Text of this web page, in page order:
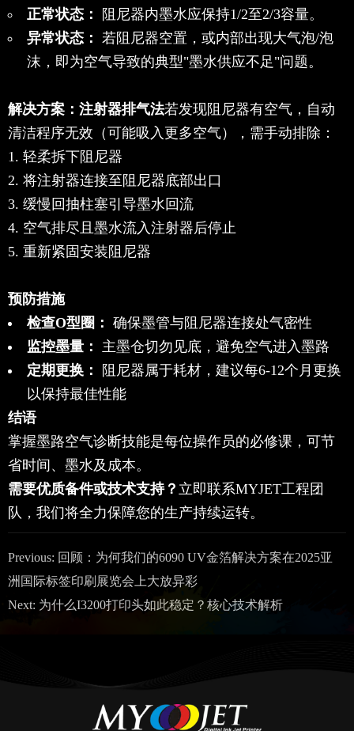
正常状态：
阻尼器内墨水应保持1/2至2/3容量。
异常状态： 若阻尼器空置，或内部出现大气泡/泡
沫，即为空气导致的典型"墨水供应不足"问题。
解决方案：注射器排气法若发现阻尼器有空气，自动
清洁程序无效（可能吸入更多空气），需手动排除：
轻柔拆下阻尼器
将注射器连接至阻尼器底部出口
缓慢回抽柱塞引导墨水回流
空气排尽且墨水流入注射器后停止
重新紧固安装阻尼器
预防措施
检查O型圈： 确保墨管与阻尼器连接处气密性
监控墨量：
主墨仓切勿见底，避免空气进入墨路
定期更换：
阻尼器属于耗材，建议每6-12个月更换
以保持最佳性能
结语
掌握墨路空气诊断技能是每位操作员的必修课，可节
省时间、墨水及成本。
需要优质备件或技术支持？ 立即联系MYJET工程团
队，我们将全力保障您的生产持续运转。
Previous: 回顾：为何我们的6090 UV金箔解决方案在2025亚
洲国际标签印刷展览会上大放异彩
Next: 为什么I3200打印头如此稳定？核心技术解析